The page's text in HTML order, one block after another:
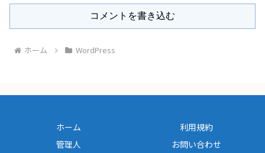
コメントを書き込む
ホーム WordPress
ホーム
利用規約
管理人
お問い合わせ